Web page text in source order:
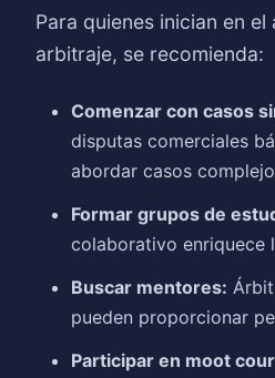
Para quienes inician en
arbitraje, se recomienda:
Comenzar con casos
disputas comerciales
abordar casos
Formar grupos de
colaborativo enriquece
Buscar mentores:
pueden proporcionar
Participar en moot